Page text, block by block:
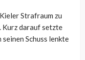
Strafraum zu
Kurz darauf setzte
Schuss lenkte